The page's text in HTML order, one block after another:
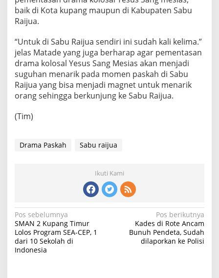
baik di Kota kupang maupun di Kabupaten Sabu
Raijua.
“Untuk di Sabu Raijua sendiri ini sudah kali kelima.”
jelas Matade yang juga berharap agar pementasan
drama kolosal Yesus Sang Mesias akan menjadi
suguhan menarik pada momen paskah di Sabu
Raijua yang bisa menjadi magnet untuk menarik
orang sehingga berkunjung ke Sabu Raijua.
(Tim)
Drama Paskah Sabu raijua
Ikuti Kami
N
a
v
Pos sebelumnya
SMAN 2 Kupang Timur
Lolos Program SEA-CEP, 1
dari 10 Sekolah di
Indonesia
Pos berikutnya
Kades di Rote Ancam
Bunuh Pendeta, Sudah
dilaporkan ke Polisi